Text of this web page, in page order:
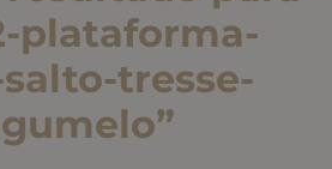
plataforma-
tresse-
”